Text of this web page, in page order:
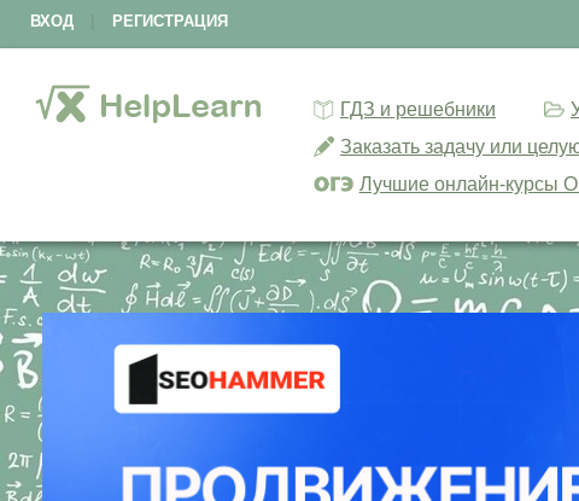
ВХОД РЕГИСТРАЦИЯ
ГДЗ и решебники
Заказать задачу или
Лучшие онлайн-курсы